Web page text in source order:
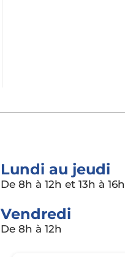
Lundi au jeudi
De 8h à 12h et 13h à 16h
Vendredi
De 8h à 12h